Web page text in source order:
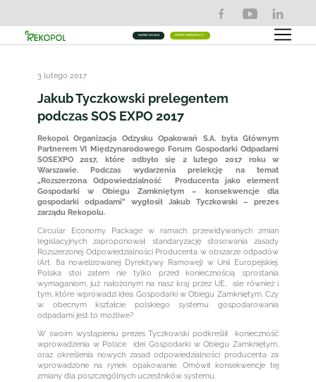
NAPISZ DO NAS STREFA WSPÓŁPRACY
3 lutego 2017
Jakub Tyczkowski prelegentem
podczas SOS EXPO 2017
Rekopol Organizacja Odzysku Opakowań S.A. była Głównym
Partnerem VI Międzynarodowego Forum Gospodarki Odpadami
SOSEXPO 2017, które odbyło się 2 lutego 2017 roku w
Warszawie. Podczas wydarzenia prelekcję na temat
„Rozszerzona Odpowiedzialność Producenta jako element
Gospodarki w Obiegu Zamkniętym – konsekwencje dla
gospodarki odpadami” wygłosił Jakub Tyczkowski – prezes
zarządu Rekopolu.
Circular Economy Package w ramach przewidywanych zmian
legislacyjnych zaproponował standaryzację stosowania zasady
Rozszerzonej Odpowiedzialności Producenta w obszarze odpadów
(Art. 8a nowelizowanej Dyrektywy Ramowej) w Unii Europejskiej.
Polska stoi zatem nie tylko przed koniecznością sprostania
wymaganiom, już nałożonym na nasz kraj przez UE, ale również i
tym, które wprowadzi idea Gospodarki w Obiegu Zamkniętym. Czy
w obecnym kształcie polskiego systemu gospodarowania
odpadami jest to możliwe?
W swoim wystąpieniu prezes Tyczkowski podkreślił konieczność
wprowadzenia w Polsce idei Gospodarki w Obiegu Zamkniętym,
oraz określenia nowych zasad odpowiedzialności producenta za
wprowadzone na rynek opakowanie. Omówił konsekwencje tej
zmiany dla poszczególnych uczestników systemu.